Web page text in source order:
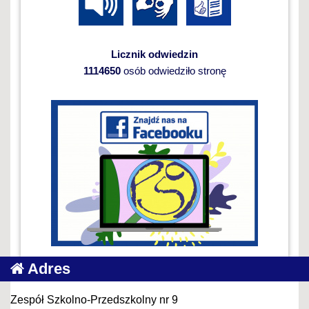
Licznik odwiedzin
1114650osób odwiedziło stronę
Adres
Zespół Szkolno-Przedszkolny nr 9